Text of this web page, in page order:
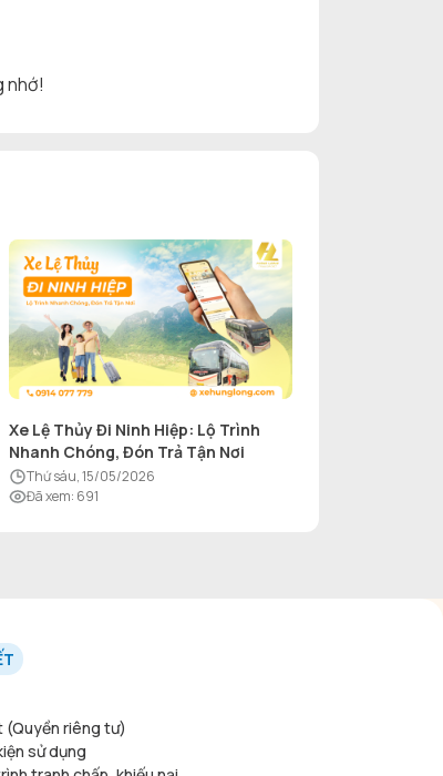
nhớ!
Xe Lệ Thủy Đi Ninh Hiệp: Lộ Trình
Nhanh Chóng, Đón Trả Tận Nơi
thứ sáu, 15/05/2026
Đã xem: 691
(Quyền riêng tư)
sử dụng